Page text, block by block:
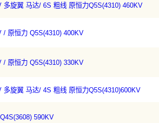
旋翼 马达/ 6S 粗线 原恒力Q5S(4310) 460KV
原恒力 Q5S(4310) 400KV
原恒力 Q5S(4310) 330KV
旋翼 马达/ 4S 粗线 原恒力Q5S(4310)600KV
590KV